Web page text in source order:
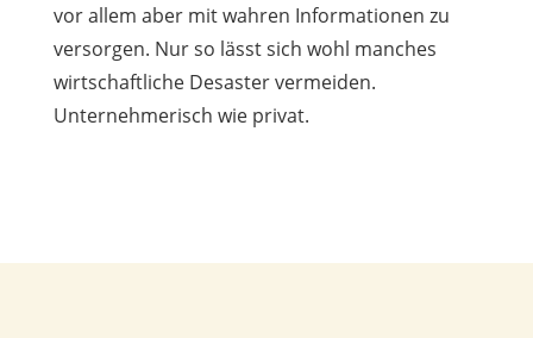
vor allem aber mit wahren Informationen zu
versorgen. Nur so lässt sich wohl manches
wirtschaftliche Desaster vermeiden.
Unternehmerisch wie privat.